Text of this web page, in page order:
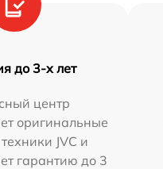
до 3-х лет
центр
оригинальные
JVC и
гарантию до 3